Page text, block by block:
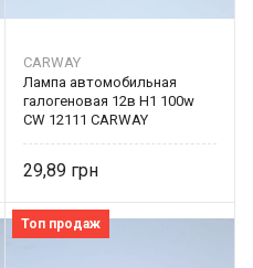
CARWAY
Лампа автомобильная
галогеновая 12в Н1 100w
CW 12111 CARWAY
29,89
Топ продаж